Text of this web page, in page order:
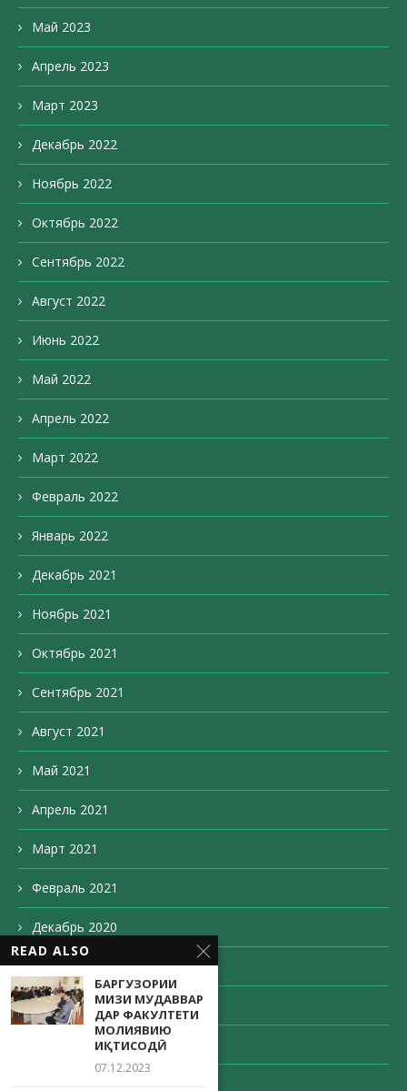
Май 2023
Апрель 2023
Март 2023
Декабрь 2022
Ноябрь 2022
Октябрь 2022
Сентябрь 2022
Август 2022
Июнь 2022
Май 2022
Апрель 2022
Март 2022
Февраль 2022
Январь 2022
Декабрь 2021
Ноябрь 2021
Октябрь 2021
Сентябрь 2021
Август 2021
Май 2021
Апрель 2021
Март 2021
Февраль 2021
Декабрь 2020
Ноябрь 2020
Октябрь 2020
Сентябрь 2020
READ ALSO
БАРГУЗОРИИ
МИЗИ МУДАВВАР
ДАР ФАКУЛТЕТИ
МОЛИЯВИЮ
ИҚТИСОДӢ
07.12.2023